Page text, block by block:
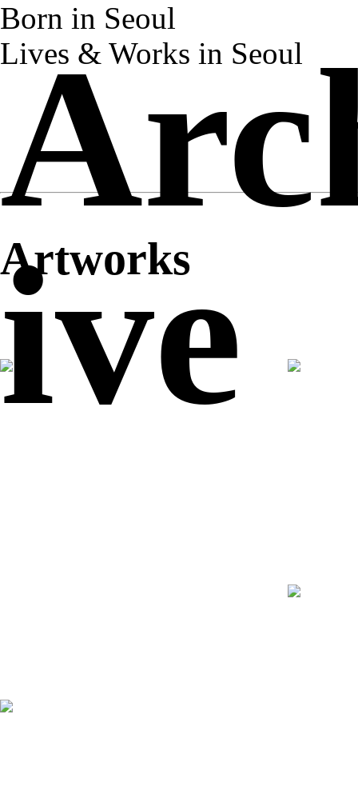
ive
Born in Seoul
Lives & Works in Seoul
Artworks